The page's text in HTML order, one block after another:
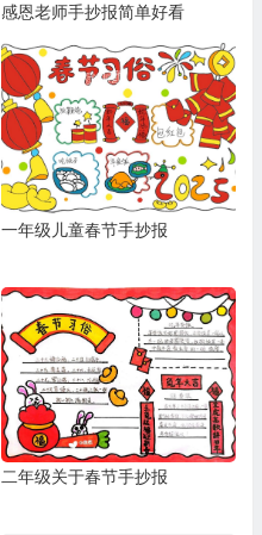
感恩老师手抄报简单好看
一年级儿童春节手抄报
二年级关于春节手抄报